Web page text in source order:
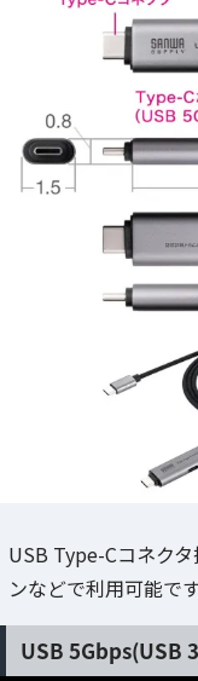
USB Type-Cコネク
ンなどで利用可能です
USB 5Gbps(USB